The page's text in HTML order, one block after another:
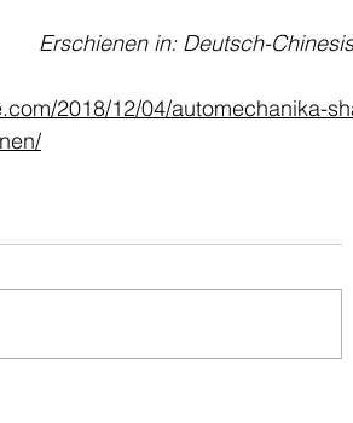
Erschienen in: Deutsch-
2018/12/04/automechanika-